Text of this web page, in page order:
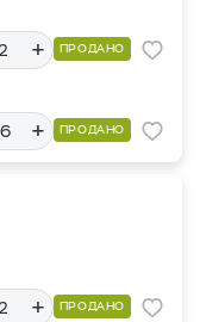
+ ПРОДАНО
+ ПРОДАНО
+ ПРОДАНО